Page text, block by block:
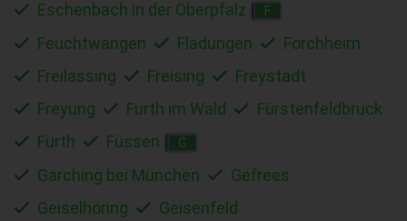
Eschenbach in der Oberpfalz
F
Feuchtwangen Fladungen
Forchheim
Freilassing
Freising
Freystadt
Freyung
Furth im Wald
Fürstenfeldbruck
Fürth
Füssen G
Garching bei München
Gefrees
Geiselhöring
Geisenfeld